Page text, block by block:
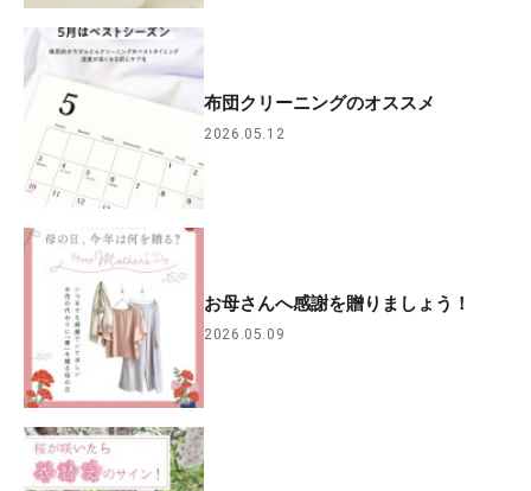
布団クリーニングのオススメ
2026.05.12
お母さんへ感謝を贈りましょう！
2026.05.09